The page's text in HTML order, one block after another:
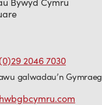
2046 7030
galwadau’n Gymraeg